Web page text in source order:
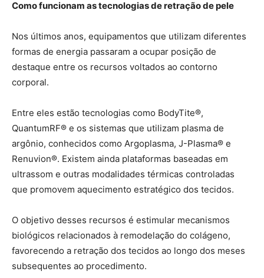
Como funcionam as tecnologias de retração de pele
Nos últimos anos, equipamentos que utilizam diferentes
formas de energia passaram a ocupar posição de
destaque entre os recursos voltados ao contorno
corporal.
Entre eles estão tecnologias como BodyTite®,
QuantumRF® e os sistemas que utilizam plasma de
argônio, conhecidos como Argoplasma, J-Plasma® e
Renuvion®. Existem ainda plataformas baseadas em
ultrassom e outras modalidades térmicas controladas
que promovem aquecimento estratégico dos tecidos.
O objetivo desses recursos é estimular mecanismos
biológicos relacionados à remodelação do colágeno,
favorecendo a retração dos tecidos ao longo dos meses
subsequentes ao procedimento.